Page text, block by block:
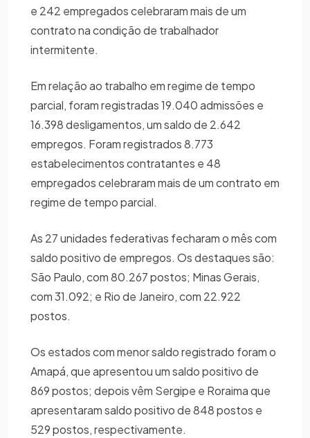
e 242 empregados celebraram mais de um
contrato na condição de trabalhador
intermitente.
Em relação ao trabalho em regime de tempo
parcial, foram registradas 19.040 admissões e
16.398 desligamentos, um saldo de 2.642
empregos. Foram registrados 8.773
estabelecimentos contratantes e 48
empregados celebraram mais de um contrato em
regime de tempo parcial.
As 27 unidades federativas fecharam o mês com
saldo positivo de empregos. Os destaques são:
São Paulo, com 80.267 postos; Minas Gerais,
com 31.092; e Rio de Janeiro, com 22.922
postos.
Os estados com menor saldo registrado foram o
Amapá, que apresentou um saldo positivo de
869 postos; depois vêm Sergipe e Roraima que
apresentaram saldo positivo de 848 postos e
529 postos, respectivamente.